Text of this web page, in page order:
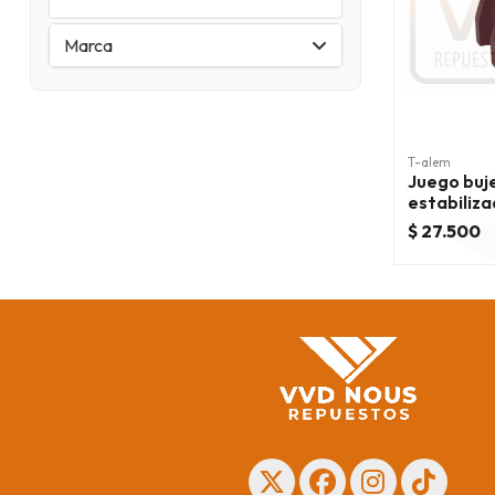
Marca
T-alem
Juego
dodge
$ 27.500